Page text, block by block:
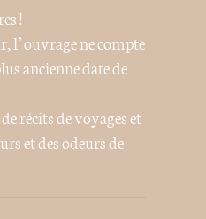
!
l’ouvrage ne compte
ancienne date de
récits de voyages et
et des odeurs de